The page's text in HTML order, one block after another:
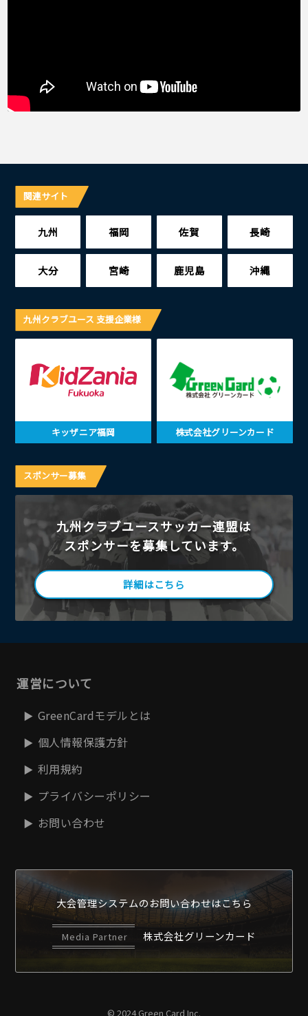
関連サイト
九州 福岡 佐賀 長崎
大分 宮崎 鹿児島 沖縄
九州クラブユース 支援企業様
キッザニア福岡 株式会社グリーンカード
スポンサー募集
九州クラブユースサッカー連盟は
スポンサーを募集しています。
詳細はこちら
運営について
GreenCardモデルとは
個人情報保護方針
利用規約
プライバシーポリシー
お問い合わせ
大会管理システムのお問い合わせはこちら
Media Partner 株式会社グリーンカード
© 2024 Green Card Inc.